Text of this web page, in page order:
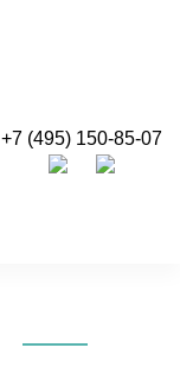
+7 (495) 150-85-07